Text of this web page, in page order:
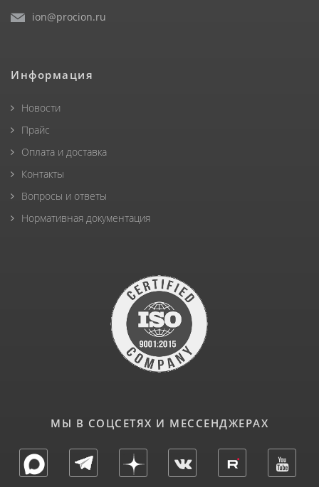
ion@procion.ru
Информация
Новости
Прайс
Оплата и доставка
Контакты
Вопросы и ответы
Нормативная документация
МЫ В СОЦСЕТЯХ И МЕССЕНДЖЕРАХ